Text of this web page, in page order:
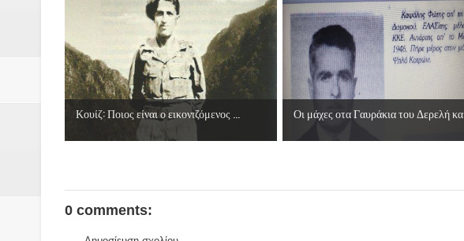
Κουίζ: Ποιος είναι ο εικονιζόμενος ... Οι μάχες οτα Γαυράκια του Δερελή κα...
0 comments: